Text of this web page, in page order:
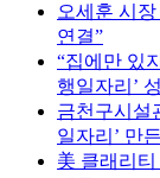
오세훈 시
연결”
“집에만 있
행일자리’
금천구시설
일자리’ 만
美 클래리